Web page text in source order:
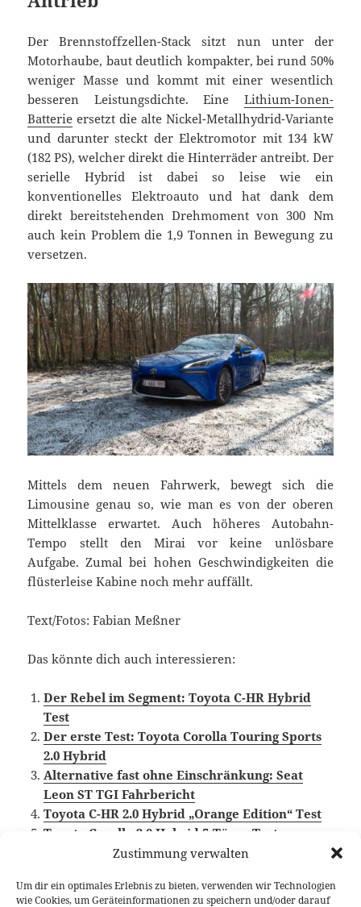
Zustimmung verwalten
Um dir ein optimales Erlebnis zu bieten, verwenden wir Technologien
wie Cookies, um Geräteinformationen zu speichern und/oder darauf
Der Brennstoffzellen-Stack sitzt nun unter der
Motorhaube, baut deutlich kompakter, bei rund 50%
weniger Masse und kommt mit einer wesentlich
besseren Leistungsdichte. Eine Lithium-Ionen-
Batterie ersetzt die alte Nickel-Metallhydrid-Variante
und darunter steckt der Elektromotor mit 134 kW
(182 PS), welcher direkt die Hinterräder antreibt. Der
serielle Hybrid ist dabei so leise wie ein
konventionelles Elektroauto und hat dank dem
direkt bereitstehenden Drehmoment von 300 Nm
auch kein Problem die 1,9 Tonnen in Bewegung zu
versetzen.
Mittels dem neuen Fahrwerk, bewegt sich die
Limousine genau so, wie man es von der oberen
Mittelklasse erwartet. Auch höheres Autobahn-
Tempo stellt den Mirai vor keine unlösbare
Aufgabe. Zumal bei hohen Geschwindigkeiten die
flüsterleise Kabine noch mehr auffällt.
Text/Fotos: Fabian Meßner
Das könnte dich auch interessieren:
Der Rebel im Segment: Toyota C-HR Hybrid
Test
Der erste Test: Toyota Corolla Touring Sports
2.0 Hybrid
Alternative fast ohne Einschränkung: Seat
Leon ST TGI Fahrbericht
Toyota C-HR 2.0 Hybrid „Orange Edition“ Test
Toyota Corolla 2.0 Hybrid 5-Türer Test